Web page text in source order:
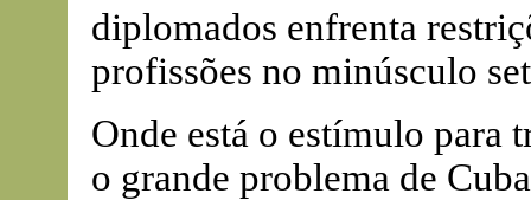
diplomados enfrenta
profissões no minúsculo
Onde está o estímulo para
o grande problema de